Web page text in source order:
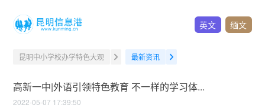
英文 缅文
昆明中小学校办学特色大观 最新资讯
高新一中|外语引领特色教育 不一样的学习体...
2022-05-07 17:39:50